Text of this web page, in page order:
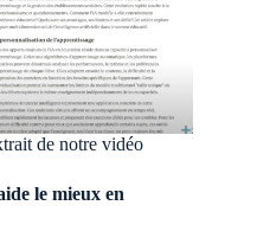
de notre vidéo
le mieux en